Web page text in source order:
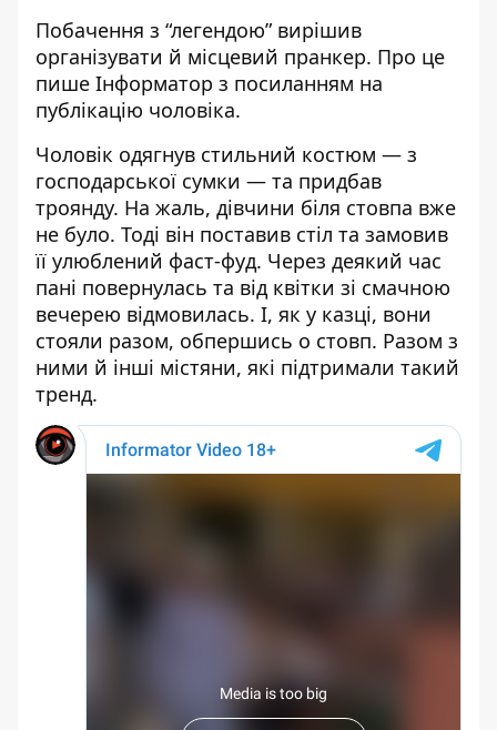
Побачення з “легендою” вирішив
організувати й місцевий пранкер. Про це
пише Інформатор з посиланням на
публікацію чоловіка.
Чоловік одягнув стильний костюм — з
господарської сумки — та придбав
троянду. На жаль, дівчини біля стовпа вже
не було. Тоді він поставив стіл та замовив
її улюблений фаст-фуд. Через деякий час
пані повернулась та від квітки зі смачною
вечерею відмовилась. І, як у казці, вони
стояли разом, обпершись о стовп. Разом з
ними й інші містяни, які підтримали такий
тренд.